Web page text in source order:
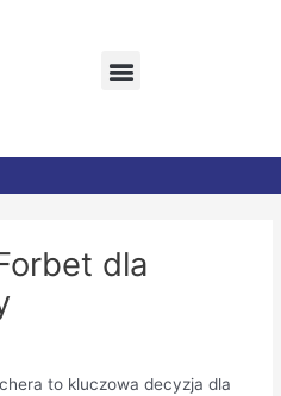
dla
to kluczowa decyzja dla